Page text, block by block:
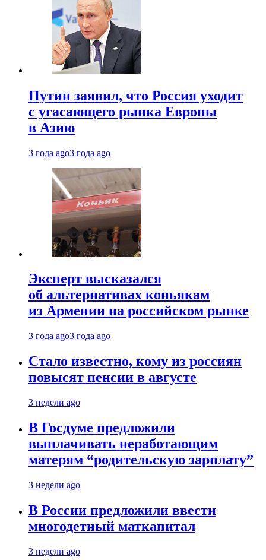
Путин заявил, что Россия уходит
с угасающего рынка Европы
в Азию
3 года ago3 года ago
Эксперт высказался
об альтернативах коньякам
из Армении на российском рынке
3 года ago3 года ago
Стало известно, кому из россиян
повысят пенсии в августе
3 недели ago
В Госдуме предложили
выплачивать неработающим
матерям “родительскую зарплату”
3 недели ago
В России предложили ввести
многодетный маткапитал
3 недели ago